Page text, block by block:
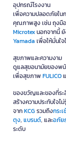
อุปกรณ์โรงงาน
เพื่อความปลอดภัยใน
คุณภาพสูง เช่น ถุงมือ
Microtexนอกจากนี้
Yamada เพื่อให้มั่นใ
สุขภาพและความงาม
ดูแลสุขอนามัยของพ
เพื่อสุขภาพFULICO
ของขวัญและของที่ระ
สร้างความประทับใจ
จากKCGรวมถึงกระ
ตุง, แบรนด์, และอภัย
ระดับ